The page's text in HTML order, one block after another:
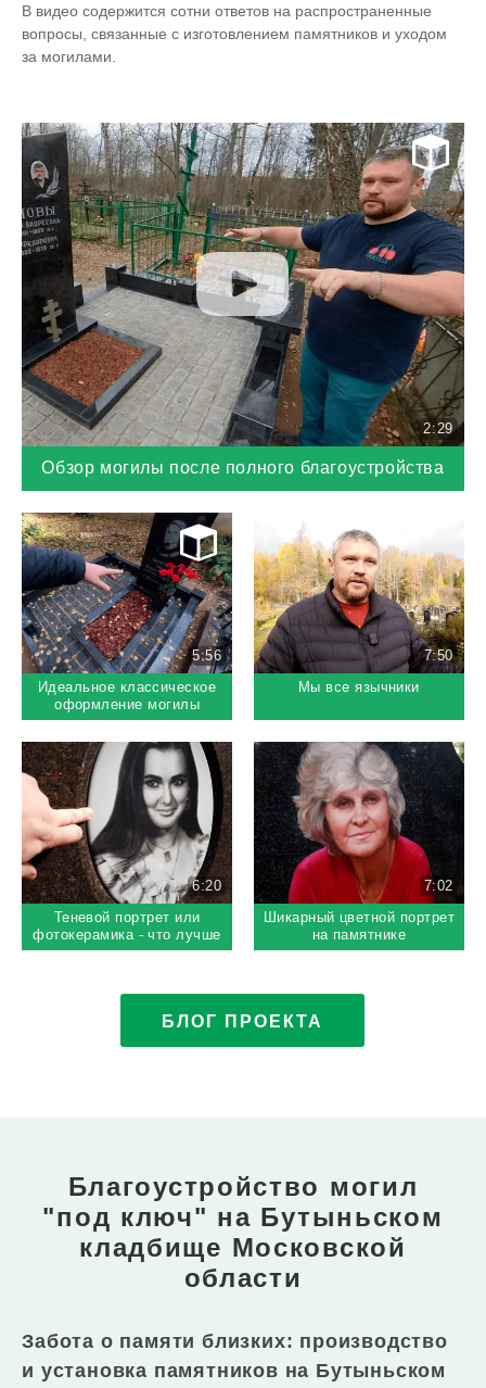
В видео содержится сотни ответов на распространенные
вопросы, связанные с изготовлением памятников и уходом
за могилами.
2:29
Обзор могилы после полного благоустройства
5:56
Идеальное классическое
оформление могилы
7:50
Мы все язычники
6:20
Теневой портрет или
фотокерамика - что лучше
выбрать на памятник
7:02
Шикарный цветной портрет
на памятнике
БЛОГ ПРОЕКТА
Благоустройство могил
"под ключ" на Бутыньском
кладбище Московской
области
Забота о памяти близких: производство
и установка памятников на Бутыньском